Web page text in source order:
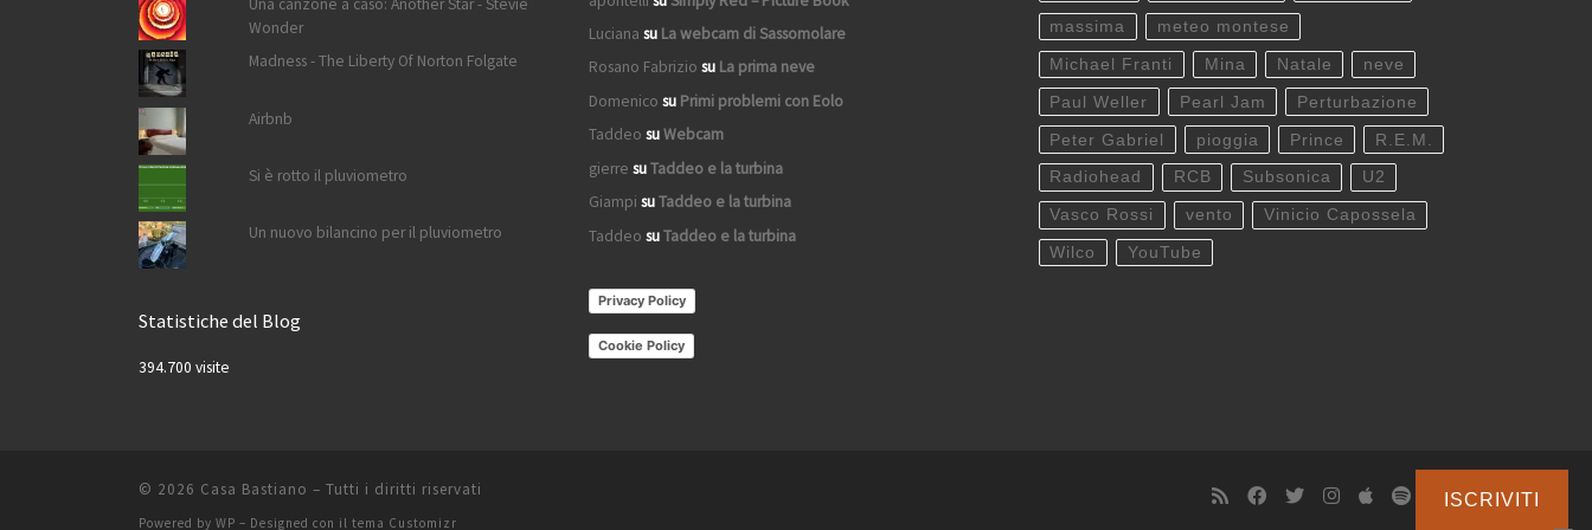
Wonder
Madness - The Liberty Of Norton Folgate
Airbnb
Si è rotto il pluviometro
Un nuovo bilancino per il pluviometro
Statistiche del Blog
394.700 visite
Luciana su La webcam di Sassomolare
Rosano Fabrizio su La prima neve
Domenico su Primi problemi con Eolo
Taddeo suWebcam
gierre suTaddeo e la turbina
Giampi suTaddeo e la turbina
Taddeo suTaddeo e la turbina
Privacy Policy
Cookie Policy
massima meteo montese
Michael Franti Mina Natale neve
Paul Weller Pearl Jam Perturbazione
Peter Gabriel pioggia Prince R.E.M.
Radiohead RCB Subsonica U2
Vasco Rossi vento Vinicio Capossela
Wilco YouTube
© 2026 Casa Bastiano – Tutti i diritti riservati
Powered by WP – Designed con il tema Customizr
ISCRIVITI